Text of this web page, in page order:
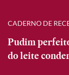
CADERNO DE
Pudim
do leite